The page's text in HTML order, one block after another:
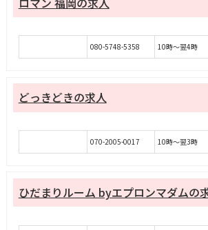
080-5748-5358 10時～翌4時
どっきどきの求人
070-2005-0017 10時～翌3時
ひだまりルーム byエプロンマダムの